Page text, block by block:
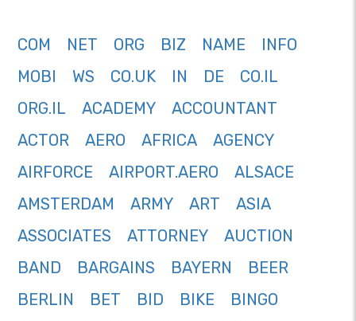
COM NET ORG BIZ NAME
INFO
MOBI
WS CO.UK IN DE
CO.IL
ORG.IL
ACADEMY
ACCOUNTANT
ACTOR
AERO AFRICA
AGENCY
AIRFORCE
AIRPORT.AERO
ALSACE
AMSTERDAM
ARMY ART
ASIA
ASSOCIATES
ATTORNEY
AUCTION
BAND
BARGAINS BAYERN
BEER
BERLIN
BET BID BIKE
BINGO